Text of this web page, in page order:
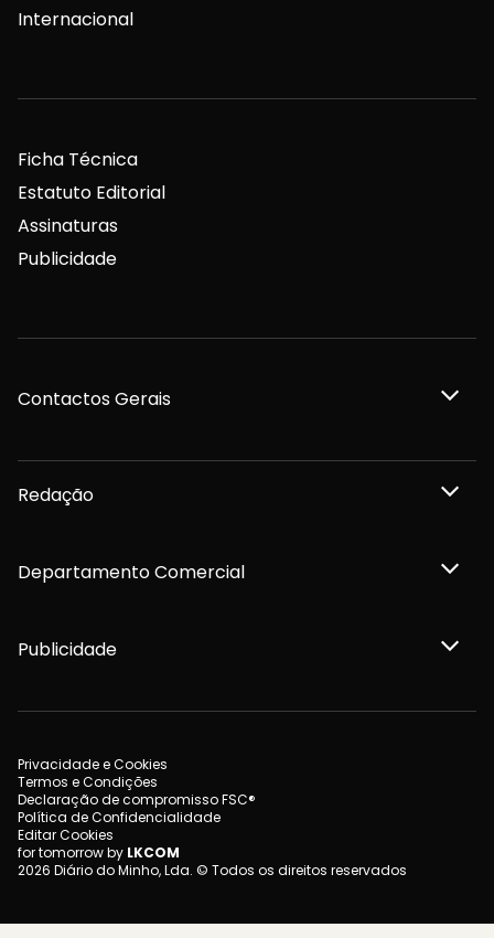
Internacional
Ficha Técnica
Estatuto Editorial
Assinaturas
Publicidade
Contactos Gerais
Redação
Departamento Comercial
Publicidade
Privacidade e Cookies
Termos e Condições
Declaração de compromisso FSC®
Política de Confidencialidade
Editar Cookies
for tomorrow by LKCOM
2026 Diário do Minho, Lda. © Todos os direitos reservados